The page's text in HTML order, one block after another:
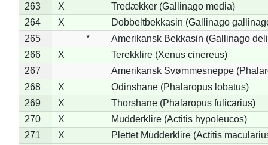
263
X
Tredækker (Gallinago media)
264
X
Dobbeltbekkasin (Gallinago
265
*
Amerikansk Bekkasin (Gallinago
266
X
Terekklire (Xenus cinereus)
267
Amerikansk Svømmesneppe
268
X
Odinshane (Phalaropus lobatus)
269
X
Thorshane (Phalaropus fulicarius)
270
X
Mudderklire (Actitis hypoleucos)
271
X
Plettet Mudderklire (Actitis